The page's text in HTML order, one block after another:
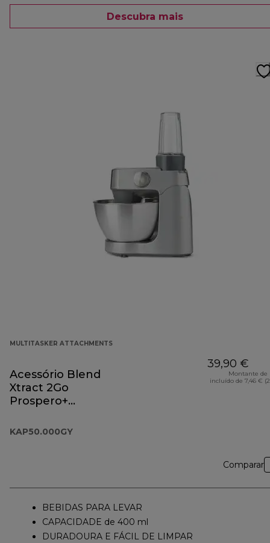
Descubra mais
MULTITASKER ATTACHMENTS
Acessório Blend
Xtract 2Go
Prospero+
KAP50.000GY
39,90 €
Montante de
incluído de 7,46 €
Comparar
BEBIDAS PARA LEVAR
CAPACIDADE de 400 ml
DURADOURA E FÁCIL DE LIMPAR